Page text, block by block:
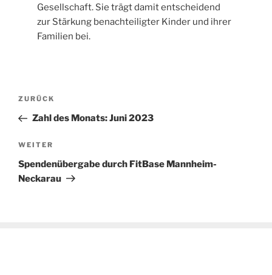
Gesellschaft. Sie trägt damit entscheidend
zur Stärkung benachteiligter Kinder und ihrer
Familien bei.
Beitragsnavigation
Vorheriger
Beitrag
ZURÜCK
Zahl des Monats: Juni 2023
Nächster
Beitrag
WEITER
Spendenübergabe durch FitBase Mannheim-
Neckarau